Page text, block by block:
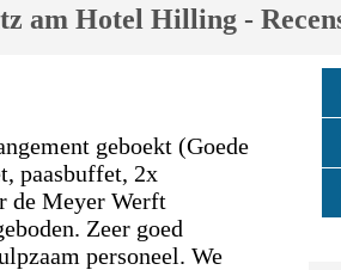
am Hotel Hilling -
geboekt (Goede
paasbuffet, 2x
de Meyer Werft
Zeer goed
personeel. We